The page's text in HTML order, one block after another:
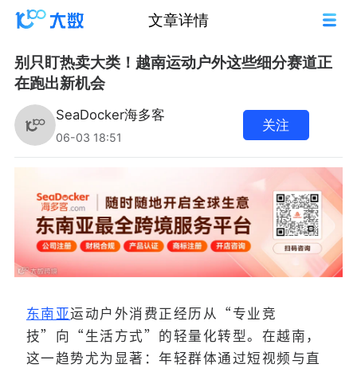
文章详情
别只盯热卖大类！越南运动户外这些细分赛道正
在跑出新机会
SeaDocker海多客
06-03 18:51
关注
东南亚运动户外消费正经历从“专业竞
技”向“生活方式”的轻量化转型。在越南，
这一趋势尤为显著：年轻群体通过短视频与直